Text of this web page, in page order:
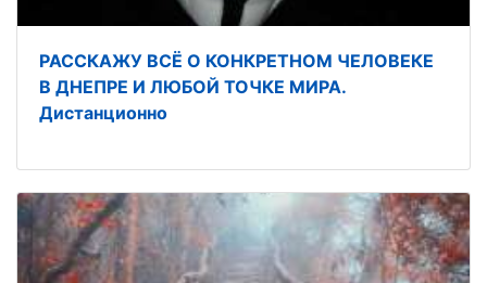
РАССКАЖУ ВСЁ О КОНКРЕТНОМ ЧЕЛОВЕКЕ
В ДНЕПРЕ И ЛЮБОЙ ТОЧКЕ МИРА.
Дистанционно